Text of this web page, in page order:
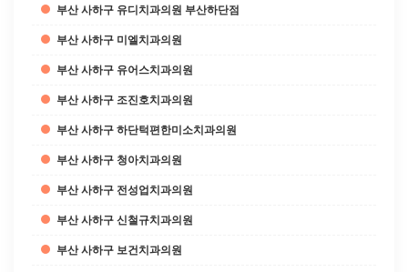
부산 사하구 유디치과의원 부산하단점
부산 사하구 미엘치과의원
부산 사하구 유어스치과의원
부산 사하구 조진호치과의원
부산 사하구 하단턱편한미소치과의원
부산 사하구 청아치과의원
부산 사하구 전성업치과의원
부산 사하구 신철규치과의원
부산 사하구 보건치과의원